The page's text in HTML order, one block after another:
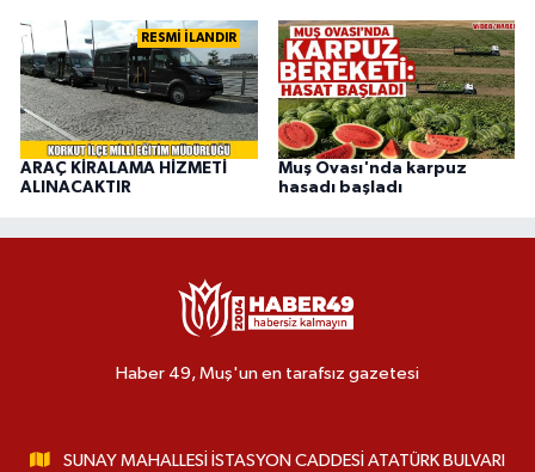
RESMİ İLANDIR
ARAÇ KİRALAMA HİZMETİ
ALINACAKTIR
Muş Ovası'nda karpuz
hasadı başladı
Haber 49, Muş'un en tarafsız gazetesi
SUNAY MAHALLESİ İSTASYON CADDESİ ATATÜRK BULVARI